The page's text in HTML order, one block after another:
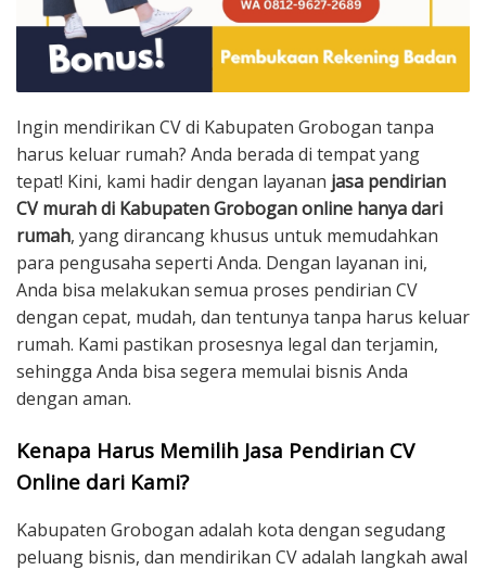
Ingin mendirikan CV di Kabupaten Grobogan tanpa
harus keluar rumah? Anda berada di tempat yang
tepat! Kini, kami hadir dengan layanan jasa pendirian
CV murah di Kabupaten Grobogan online hanya dari
rumah, yang dirancang khusus untuk memudahkan
para pengusaha seperti Anda. Dengan layanan ini,
Anda bisa melakukan semua proses pendirian CV
dengan cepat, mudah, dan tentunya tanpa harus keluar
rumah. Kami pastikan prosesnya legal dan terjamin,
sehingga Anda bisa segera memulai bisnis Anda
dengan aman.
Kenapa Harus Memilih Jasa Pendirian CV
Online dari Kami?
Kabupaten Grobogan adalah kota dengan segudang
peluang bisnis, dan mendirikan CV adalah langkah awal